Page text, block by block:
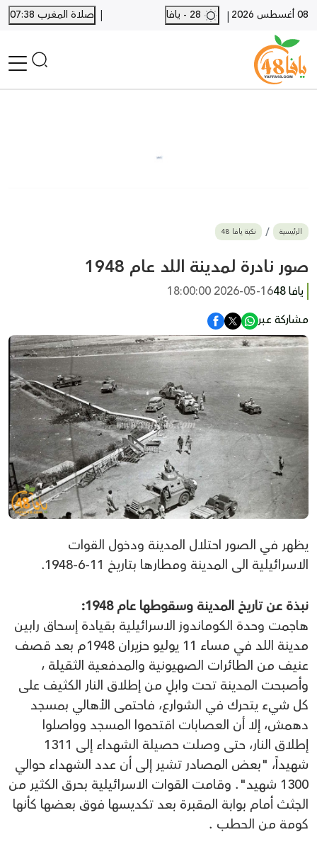
08 أغسطس 2026 |
| صلاة المغرب 07:38
بيع وشراء
أخبار القدس
وفيات
المزيد
الرئيسية نكبة يافا 48
صور نادرة لمدينة اللد عام 1948
يافا 48
2026-05-16 18:00:00
مشاركة عبر
يظهر في الصور احتلال المدينة ودخول القوات
الاسرائيلية الى المدينة ومطارها بتاريخ 11-6-1948.
نبذة عن تاريخ المدينة وسقوطها عام 1948:
هاجمت وحدة الكوماندوز الاسرائيلية بقيادة إسحاق رابين
مدينة اللد في مساء 11 يوليو حزيران 1948م بعد قصف
عنيف من الطائرات الصهيونية والمدفعية الثقيلة ،
وأصبحت المدينة تحت وابلٍ من إطلاق النار الكثيف على
كل شيء يتحرك في الشوارع، فاحتمى الأهالي بمسجد
دهمش، إلا أن العصابات اقتحموا المسجد وواصلوا
إطلاق النار، حتى وصلت حصيلة الشهداء إلى 1311
شهيداً، "بعض المصادر تشير إلى أن عدد الشهداء حوالي
1300 شهيد". وقامت القوات الاسرائيلية بحرق الكثير من
الجثث أمام بوابة المقبرة بعد تكديسها فوق بعضها كأنها
كومة من الحطب .